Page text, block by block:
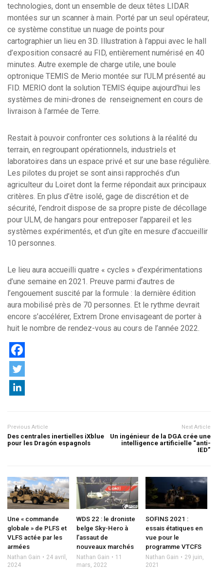
technologies, dont un ensemble de deux têtes LIDAR
montées sur un scanner à main. Porté par un seul opérateur,
ce système constitue un nuage de points pour
cartographier un lieu en 3D. Illustration à l’appui avec le hall
d’exposition consacré au FID, entièrement numérisé en 40
minutes. Autre exemple de charge utile, une boule
optronique TEMIS de Merio montée sur l’ULM présenté au
FID. MERIO dont la solution TEMIS équipe aujourd’hui les
systèmes de mini-drones de renseignement en cours de
livraison à l’armée de Terre.
Restait à pouvoir confronter ces solutions à la réalité du
terrain, en regroupant opérationnels, industriels et
laboratoires dans un espace privé et sur une base régulière.
Les pilotes du projet se sont ainsi rapprochés d’un
agriculteur du Loiret dont la ferme répondait aux principaux
critères. En plus d’être isolé, gage de discrétion et de
sécurité, l’endroit dispose de sa propre piste de décollage
pour ULM, de hangars pour entreposer l’appareil et les
systèmes expérimentés, et d’un gîte en mesure d’accueillir
10 personnes.
Le lieu aura accueilli quatre « cycles » d’expérimentations
d’une semaine en 2021. Preuve parmi d’autres de
l’engouement suscité par la formule : la dernière édition
aura mobilisé près de 70 personnes. Et le rythme devrait
encore s’accélérer, Extrem Drone envisageant de porter à
huit le nombre de rendez-vous au cours de l’année 2022.
Previous Article
Des centrales inertielles iXblue
pour les Dragón espagnols
Next Article
Un ingénieur de la DGA crée une
intelligence artificielle “anti-
IED”
Une « commande
globale » de PLFS et
VLFS actée par les
armées
Nathan Gain
24 avril,
2024
WDS 22 : le droniste
belge Sky-Hero à
l’assaut de
nouveaux marchés
Nathan Gain
11
mars, 2022
SOFINS 2021 :
essais étatiques en
vue pour le
programme VTCFS
Nathan Gain
29 juin,
2021